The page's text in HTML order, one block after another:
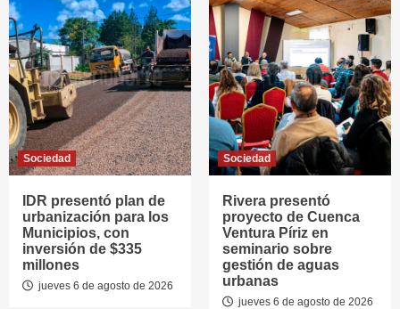
Sociedad
IDR presentó plan de
urbanización para los
Municipios, con
inversión de $335
millones
jueves 6 de agosto de 2026
Sociedad
Rivera presentó
proyecto de Cuenca
Ventura Píriz en
seminario sobre
gestión de aguas
urbanas
jueves 6 de agosto de 2026